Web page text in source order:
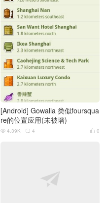
[Android] Gowalla 类似foursqua
re的位置应用(未被墙)
 0
 4.39K  4